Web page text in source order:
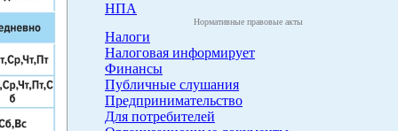
НПА
Нормативные правовые акты
Налоги
Налоговая информирует
Финансы
Публичные слушания
Предпринимательство
Для потребителей